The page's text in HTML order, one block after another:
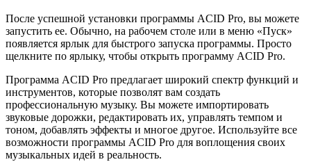
После успешной установки программы ACID Pro, вы можете
запустить ее. Обычно, на рабочем столе или в меню «Пуск»
появляется ярлык для быстрого запуска программы. Просто
щелкните по ярлыку, чтобы открыть программу ACID Pro.
Программа ACID Pro предлагает широкий спектр функций и
инструментов, которые позволят вам создать
профессиональную музыку. Вы можете импортировать
звуковые дорожки, редактировать их, управлять темпом и
тоном, добавлять эффекты и многое другое. Используйте все
возможности программы ACID Pro для воплощения своих
музыкальных идей в реальность.